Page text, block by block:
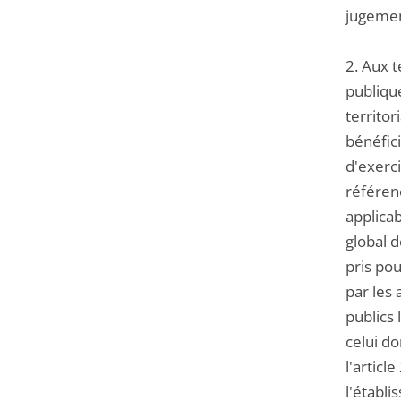
2. Aux
global
pris
par les
publics
celui
l'article